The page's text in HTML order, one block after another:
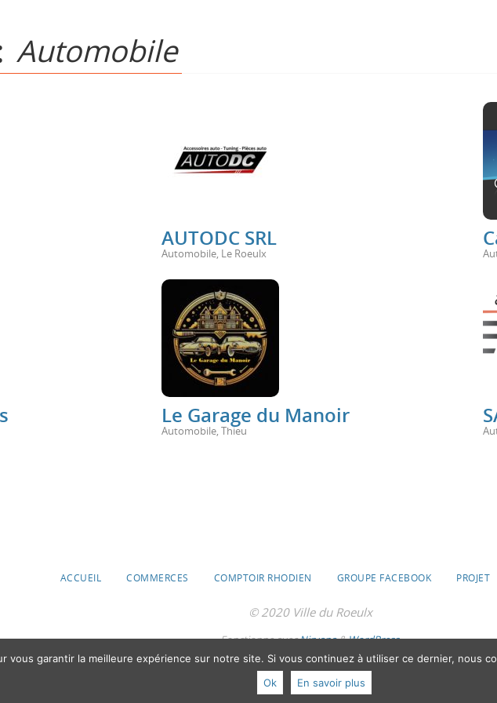
Automobile
AUTODC SRL
Automobile, Le Roeulx
Le Garage du Manoir
Automobile, Thieu
ACCUEIL COMMERCES COMPTOIR RHODIEN GROUPE FACEBOOK PROJET
© 2020 Ville du Roeulx
Fonctionne avecNirvana&WordPress.
vous garantir la meilleure expérience sur notre site. Si vous continuez à utiliser ce dernier, nous
Ok
En savoir plus